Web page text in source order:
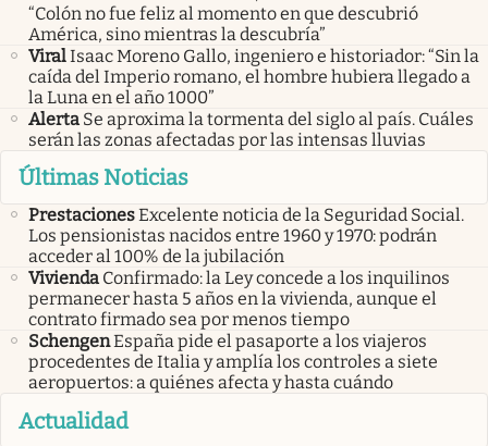
“Colón no fue feliz al momento en que descubrió
América, sino mientras la descubría”
ViralIsaac Moreno Gallo, ingeniero e historiador: “Sin la
caída del Imperio romano, el hombre hubiera llegado a
la Luna en el año 1000”
Alerta Se aproxima la tormenta del siglo al país. Cuáles
serán las zonas afectadas por las intensas lluvias
Últimas Noticias
PrestacionesExcelente noticia de la Seguridad Social.
Los pensionistas nacidos entre 1960 y 1970: podrán
acceder al 100% de la jubilación
Vivienda Confirmado: la Ley concede a los inquilinos
permanecer hasta 5 años en la vivienda, aunque el
contrato firmado sea por menos tiempo
SchengenEspaña pide el pasaporte a los viajeros
procedentes de Italia y amplía los controles a siete
aeropuertos: a quiénes afecta y hasta cuándo
Actualidad